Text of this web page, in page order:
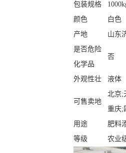
包装规格
颜色
白色
产地
山东
是否危险
化学品
否
外观性壮 液体
可售卖地
北京;
重庆;
用途
肥料
等级
农业